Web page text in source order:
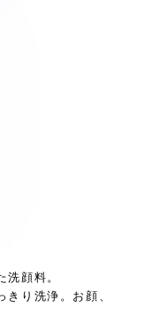
顔料。
り洗浄。お顔、